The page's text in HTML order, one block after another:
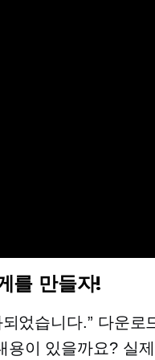
를 만들자!
었습니다.” 다운로
이 있을까요? 실